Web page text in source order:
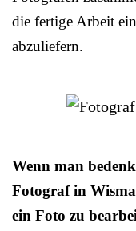
die fertige Arbeit
abzuliefern.
Wenn man
Fotograf in
ein Foto zu